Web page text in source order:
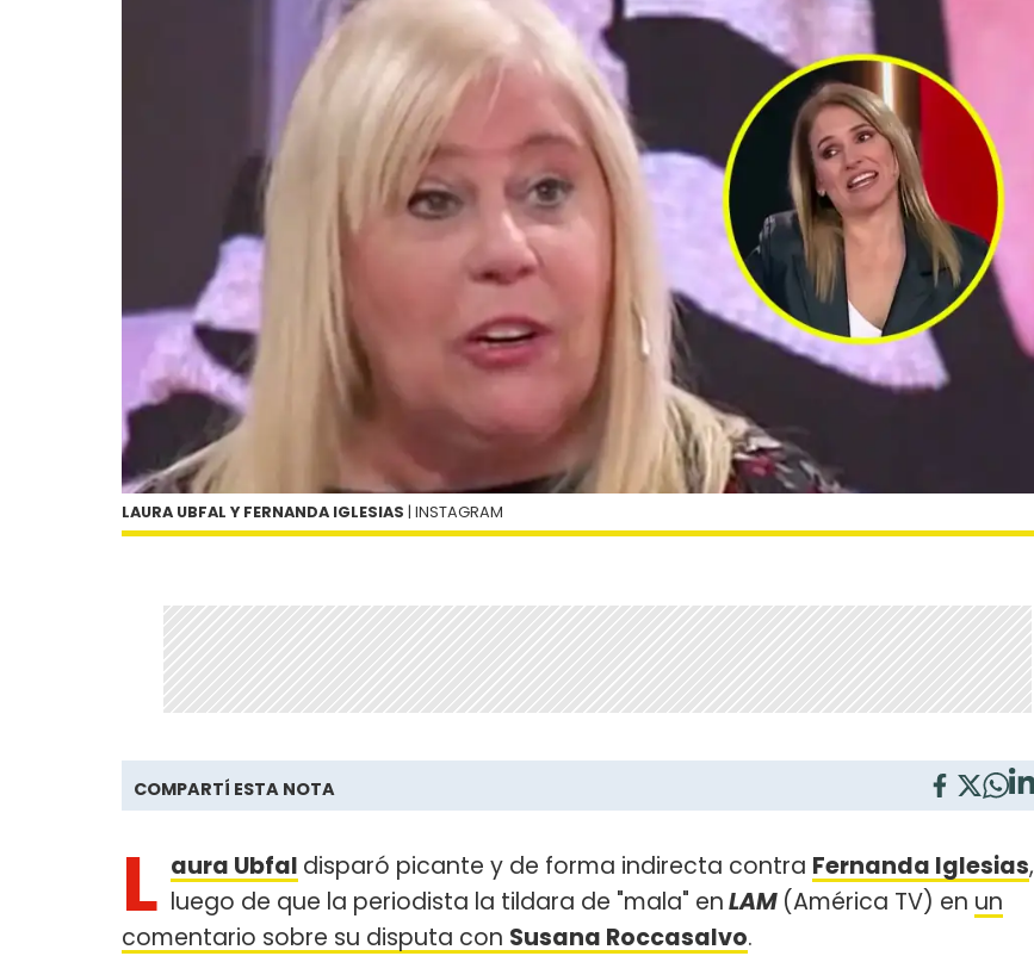
LAURA UBFAL Y FERNANDA IGLESIAS | INSTAGRAM
COMPARTÍ ESTA NOTA
L aura Ubfal disparó picante y de forma indirecta contra Fernanda Iglesias,
luego de que la periodista la tildara de "mala" enLAM (América TV) en un
comentario sobre su disputa con Susana Roccasalvo.